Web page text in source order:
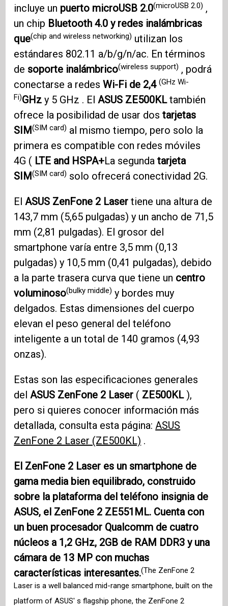
incluye un puerto microUSB 2.0(microUSB 2.0) ,
un chip Bluetooth 4.0y redes inalámbricas
que(chip and wireless networking) utilizan los
estándares 802.11 a/b/g/n/ac. En términos
de soporte inalámbrico(wireless support) , podrá
conectarse a redesWi-Fi de 2,4(GHz Wi-
Fi)GHz y 5 GHz . ElASUS ZE500KLtambién
ofrece la posibilidad de usar dostarjetas
SIM(SIM card) al mismo tiempo, pero solo la
primera es compatible con redes móviles
4G ( LTE and HSPA+La segundatarjeta
SIM(SIM card) solo ofrecerá conectividad 2G.
ElASUS ZenFone 2 Laser tiene una altura de
143,7 mm (5,65 pulgadas) y un ancho de 71,5
mm (2,81 pulgadas). El grosor del
smartphone varía entre 3,5 mm (0,13
pulgadas) y 10,5 mm (0,41 pulgadas), debido
a la parte trasera curva que tiene un centro
voluminoso(bulky middle) y bordes muy
delgados. Estas dimensiones del cuerpo
elevan el peso general del teléfono
inteligente a un total de 140 gramos (4,93
onzas).
Estas son las especificaciones generales
delASUS ZenFone 2 Laser ( ZE500KL),
pero si quieres conocer información más
detallada, consulta esta página:ASUS
ZenFone 2 Laser (ZE500KL) .
El ZenFone 2 Laser es un smartphone de
gama media bien equilibrado, construido
sobre la plataforma del teléfono insignia de
ASUS, el ZenFone 2 ZE551ML. Cuenta con
un buen procesador Qualcomm de cuatro
núcleos a 1,2 GHz, 2GB de RAM DDR3 y una
cámara de 13 MP con muchas
características interesantes.(The ZenFone 2
Laser is a well balanced mid-range smartphone, built on the
platform of ASUS' s flagship phone, the ZenFone 2